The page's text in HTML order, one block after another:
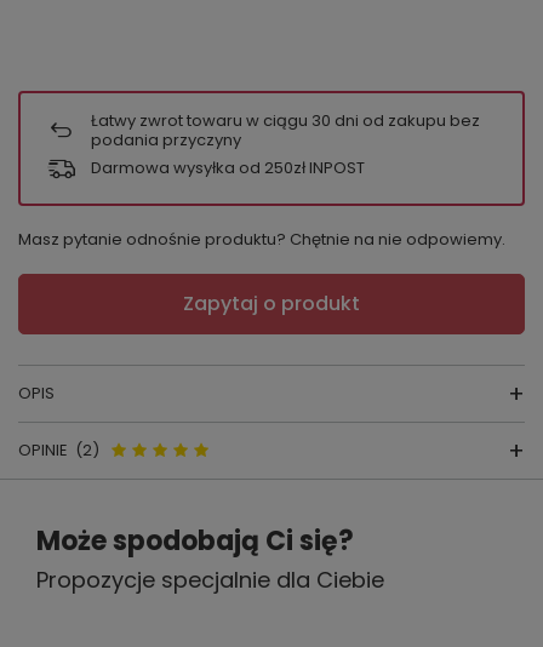
Łatwy zwrot towaru w ciągu 30 dni od zakupu bez
podania przyczyny
Darmowa wysyłka od 250zł INPOST
Masz pytanie odnośnie produktu? Chętnie na nie odpowiemy.
Zapytaj o produkt
OPIS
FIGI GABIDAR NR. 114
producent:GABIDAR
kraj produkcji:
POLSKA
kolor: biały, czarny
OPINIE (2)
Opinie o 114 figi Gabidar - biały
5.00
Może spodobają Ci się?
Propozycje specjalnie dla Ciebie